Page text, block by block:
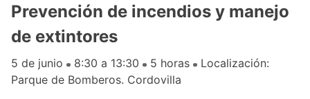
Prevención de incendios y manejo
de extintores
5 de junio 8:30 a 13:30 5 horas
Localización:
Parque de Bomberos. Cordovilla